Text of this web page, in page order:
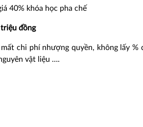
40% khóa học pha chế
đồng
mất chi phí nhượng quyền, không lấy %
vật liệu ….